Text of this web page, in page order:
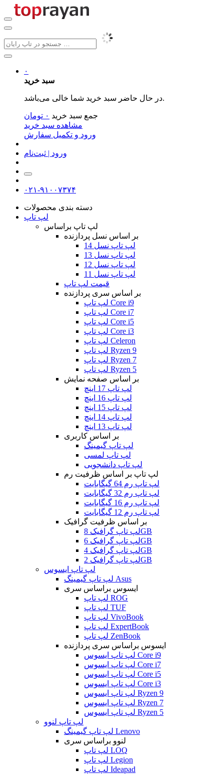
۰
سبد خرید
در حال حاضر سبد خرید شما خالی می‌باشد.
جمع سبد خرید ۰ تومان
مشاهده سبد خرید
ورود و تکمیل سفارش
ورود | ثبت‌نام
۰۲۱-۹۱۰۰۷۳۷۴
دسته بندی محصولات
لپ تاپ
لپ تاپ براساس
بر اساس نسل پردازنده
لپ تاپ نسل 14
لپ تاپ نسل 13
لپ تاپ نسل 12
لپ تاپ نسل 11
قیمت لپ تاپ
بر اساس سری پردازنده
لپ تاپ Core i9
لپ تاپ Core i7
لپ تاپ Core i5
لپ تاپ Core i3
لپ تاپ Celeron
لپ تاپ Ryzen 9
لپ تاپ Ryzen 7
لپ تاپ Ryzen 5
بر اساس صفحه نمایش
لپ تاپ 17 اینچ
لپ تاپ 16 اینچ
لپ تاپ 15 اینچ
لپ تاپ 14 اینچ
لپ تاپ 13 اینچ
بر اساس کاربری
لپ تاپ گیمینگ
لپ تاپ لمسی
لپ تاپ دانشجویی
لپ تاپ بر اساس ظرفیت رم
لپ تاپ رم 64 گیگابایت
لپ تاپ رم 32 گیگابایت
لپ تاپ رم 16 گیگابایت
لپ تاپ رم 12 گیگابایت
بر اساس ظرفیت گرافیک
لپ تاپ گرافیک 8GB
لپ تاپ گرافیک 6GB
لپ تاپ گرافیک 4GB
لپ تاپ گرافیک 2GB
لپ تاپ ایسوس
لپ تاپ گیمینگ Asus
ایسوس براساس سری
لپ تاپ ROG
لپ تاپ TUF
لپ تاپ VivoBook
لپ تاپ ExpertBook
لپ تاپ ZenBook
ایسوس براساس سری پردازنده
لپ تاپ ایسوس Core i9
لپ تاپ ایسوس Core i7
لپ تاپ ایسوس Core i5
لپ تاپ ایسوس Core i3
لپ تاپ ایسوس Ryzen 9
لپ تاپ ایسوس Ryzen 7
لپ تاپ ایسوس Ryzen 5
لپ تاپ لنوو
لپ تاپ گیمینگ Lenovo
لنوو براساس سری
لپ تاپ LOQ
لپ تاپ Legion
لپ تاپ Ideapad